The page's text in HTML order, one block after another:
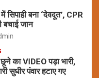
सिपाही बना ‘देवदूत’, CPR
बचाई जान
छूने का VIDEO पड़ा भारी,
सुधीर पंवार हटाए गए